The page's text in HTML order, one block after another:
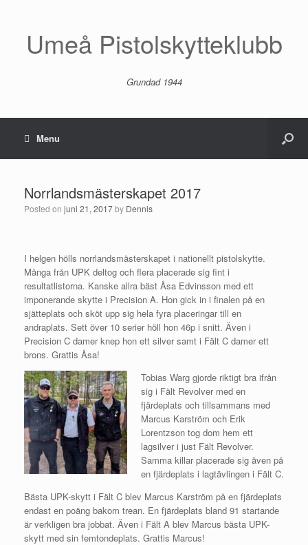
Umeå Pistolskytteklubb
Grundad 1944
Menu
Norrlandsmästerskapet 2017
Posted on juni 21, 2017by Dennis
I helgen hölls norrlandsmästerskapet i nationellt pistolskytte.
Många från UPK deltog och flera placerade sig fint i
resultatlistorna. Kanske allra bäst Åsa Edvinsson med ett
imponerande skytte i Precision A. Hon gick in i finalen på en
sjätteplats och sköt upp sig hela fyra placeringar till en
andraplats. Sett över 10 serier höll hon 46p i snitt. Även i
Precision C damer knep hon ett silver samt i Fält C damer ett
brons. Grattis Åsa!
Tobias Warg gjorde riktigt bra ifrån
sig i Fält Revolver med en
fjärdeplats och tillsammans med
Marcus Karström och Erik
Lorentzson tog dom hem ett
lagsilver i just Fält Revolver.
Samma killar placerade sig även på
en fjärdeplats i lagtävlingen i Fält C.
Bästa UPK-skytt i Fält C blev Marcus Karström på en fjärdeplats
endast en poäng bakom trean. En fjärdeplats bland 91 startande
är verkligen bra jobbat. Även i Fält A blev Marcus bästa UPK-
skytt med sin femtondeplats. Grattis Marcus!